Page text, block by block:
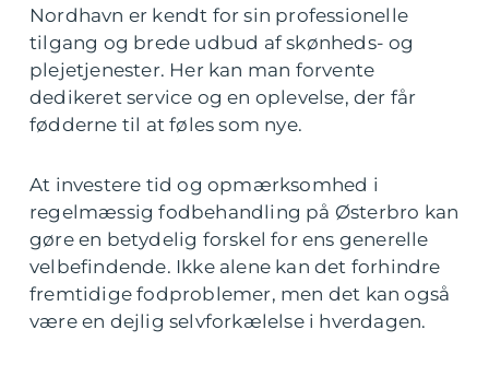
Nordhavn er kendt for sin professionelle
tilgang og brede udbud af skønheds- og
plejetjenester. Her kan man forvente
dedikeret service og en oplevelse, der får
fødderne til at føles som nye.
At investere tid og opmærksomhed i
regelmæssig fodbehandling på Østerbro kan
gøre en betydelig forskel for ens generelle
velbefindende. Ikke alene kan det forhindre
fremtidige fodproblemer, men det kan også
være en dejlig selvforkælelse i hverdagen.